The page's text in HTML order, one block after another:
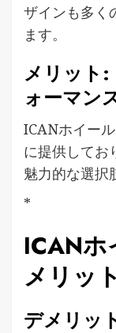
ザインも多く
ます。
メリット:
ォーマン
ICANホイー
に提供してお
魅力的な選択
*
ICANホ
メリッ
デメリッ